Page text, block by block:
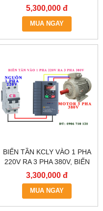
TẦN KCLY KOC600-
3R7GT3-B
5,300,000 đ
MUA NGAY
BIẾN TẦN KCLY VÀO 1 PHA
220V RA 3 PHA 380V, BIẾN
TẦN KCLY KOC600-
1R5GT3-B
3,300,000 đ
MUA NGAY